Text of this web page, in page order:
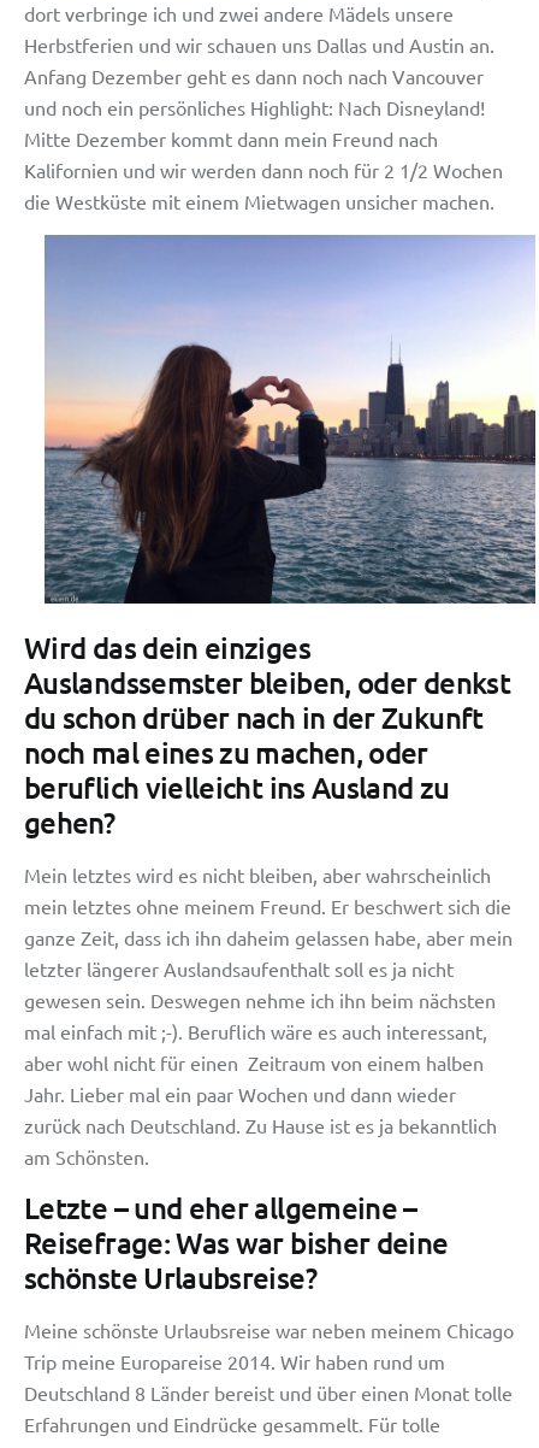
dort verbringe ich und zwei andere Mädels unsere
Herbstferien und wir schauen uns Dallas und Austin an.
Anfang Dezember geht es dann noch nach Vancouver
und noch ein persönliches Highlight: Nach Disneyland!
Mitte Dezember kommt dann mein Freund nach
Kalifornien und wir werden dann noch für 2 1/2 Wochen
die Westküste mit einem Mietwagen unsicher machen.
Wird das dein einziges
Auslandssemster bleiben, oder denkst
du schon drüber nach in der Zukunft
noch mal eines zu machen, oder
beruflich vielleicht ins Ausland zu
gehen?
Mein letztes wird es nicht bleiben, aber wahrscheinlich
mein letztes ohne meinem Freund. Er beschwert sich die
ganze Zeit, dass ich ihn daheim gelassen habe, aber mein
letzter längerer Auslandsaufenthalt soll es ja nicht
gewesen sein. Deswegen nehme ich ihn beim nächsten
mal einfach mit ;-). Beruflich wäre es auch interessant,
aber wohl nicht für einen Zeitraum von einem halben
Jahr. Lieber mal ein paar Wochen und dann wieder
zurück nach Deutschland. Zu Hause ist es ja bekanntlich
am Schönsten.
Letzte – und eher allgemeine –
Reisefrage: Was war bisher deine
schönste Urlaubsreise?
Meine schönste Urlaubsreise war neben meinem Chicago
Trip meine Europareise 2014. Wir haben rund um
Deutschland 8 Länder bereist und über einen Monat tolle
Erfahrungen und Eindrücke gesammelt. Für tolle